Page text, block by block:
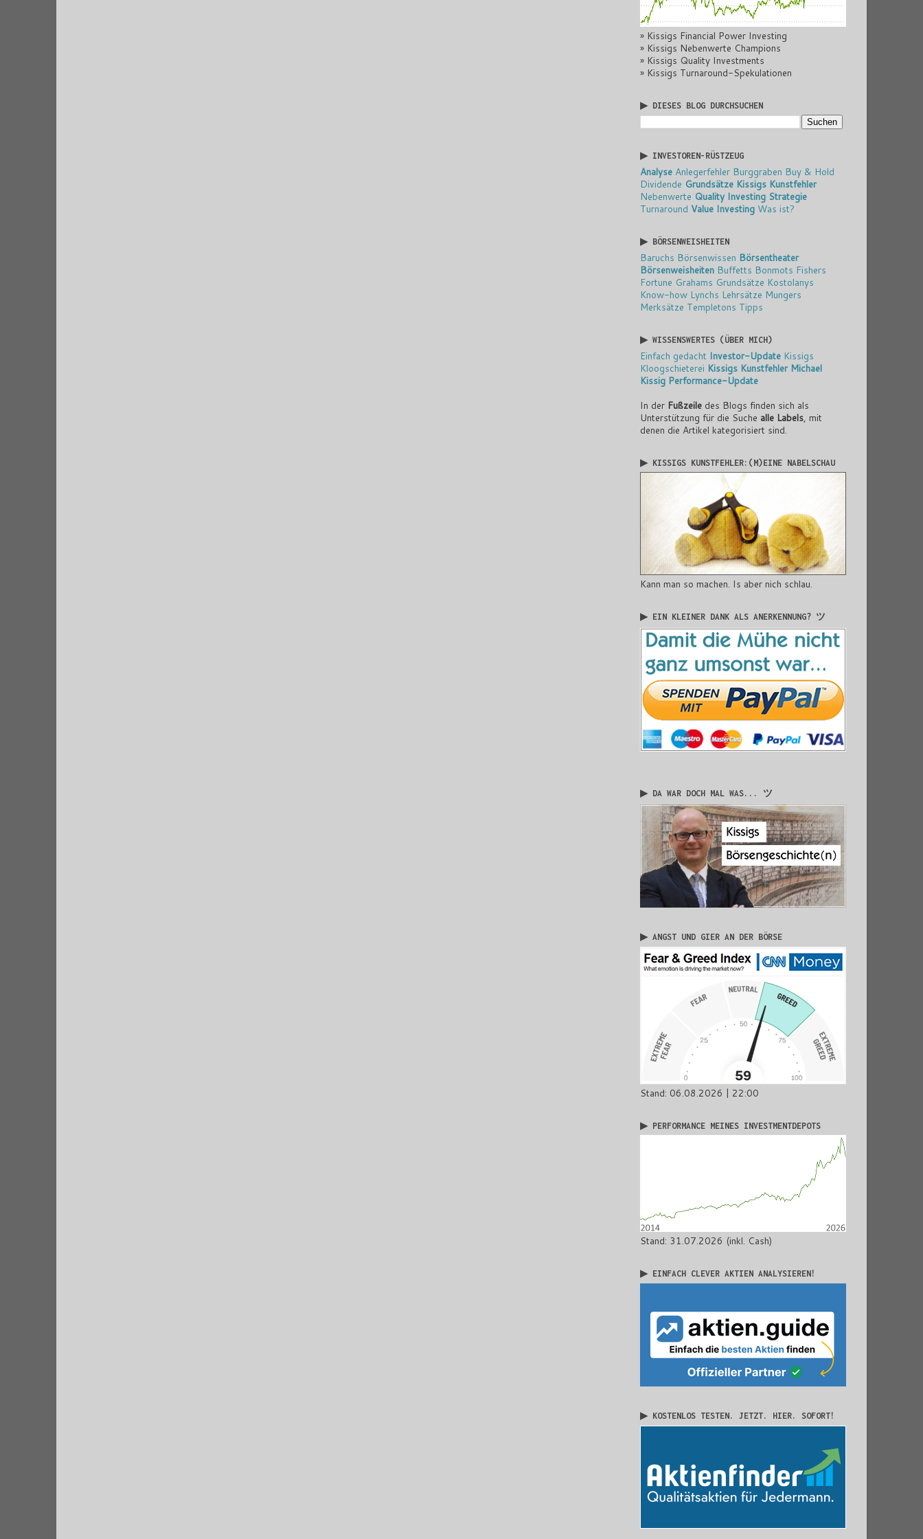
» Kissigs Financial Power Investing
» Kissigs Nebenwerte Champions
» Kissigs Quality Investments
» Kissigs Turnaround-Spekulationen
▶ DIESES BLOG DURCHSUCHEN
▶ INVESTOREN-RÜSTZEUG
Analyse Anlegerfehler Burggraben Buy & Hold
Dividende Grundsätze Kissigs Kunstfehler
Nebenwerte Quality Investing Strategie
Turnaround Value Investing Was ist?
▶ BÖRSENWEISHEITEN
Baruchs Börsenwissen Börsentheater
Börsenweisheiten Buffetts Bonmots Fishers
Fortune Grahams Grundsätze Kostolanys
Know-how Lynchs Lehrsätze Mungers
Merksätze Templetons Tipps
▶ WISSENSWERTES (ÜBER MICH)
Einfach gedacht Investor-Update Kissigs
Kloogschieterei Kissigs Kunstfehler Michael
Kissig Performance-Update
In der Fußzeile des Blogs finden sich als
Unterstützung für die Suche alle Labels , mit
denen die Artikel kategorisiert sind.
▶ KISSIGS KUNSTFEHLER:(M)EINE NABELSCHAU
Kann man so machen. Is aber nich schlau.
▶ EIN KLEINER DANK ALS ANERKENNUNG? ツ
▶ DA WAR DOCH MAL WAS... ツ
▶ ANGST UND GIER AN DER BÖRSE
Stand: 06.08.2026 | 22:00
▶ PERFORMANCE MEINES INVESTMENTDEPOTS
Stand: 31.07.2026 (inkl. Cash)
▶ EINFACH CLEVER AKTIEN ANALYSIEREN!
▶ KOSTENLOS TESTEN. JETZT. HIER. SOFORT!